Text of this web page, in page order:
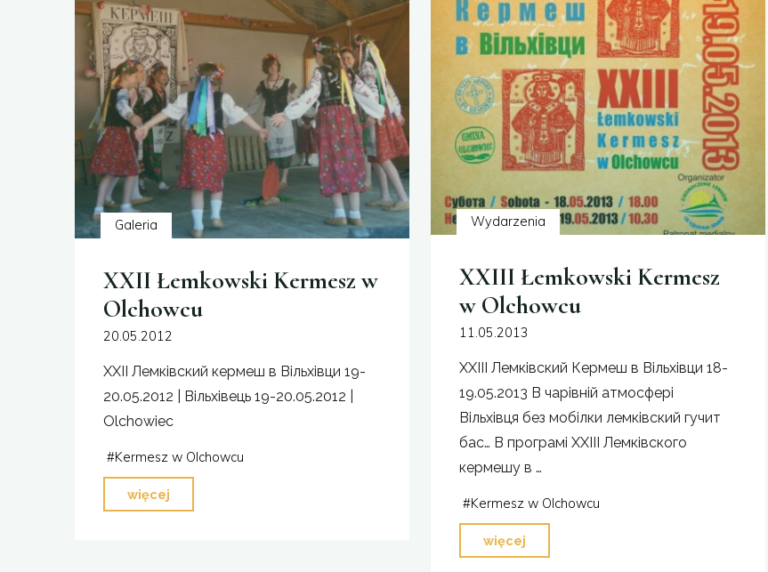
Olchowcu"
Wydarzenia
XXIII Łemkowski Kermesz
w Olchowcu
11.05.2013
XXIII Лемківский Кeрмеш в Вільхівци 18-
19.05.2013 В чарівній атмосфері
Вільхівця без мобілки лемківский гучит
бас… В програмі XXIII Лемківского
кермешу в …
#Kermesz w Olchowcu
więcej
Łemkowski
Galeria
XXII Łemkowski Kermesz w
Olchowcu
20.05.2012
XXII Лемківский кермеш в Вільхівци 19-
20.05.2012 | Вільхівець 19-20.05.2012 |
Olchowiec
#Kermesz w Olchowcu
więcej
Łemkowski